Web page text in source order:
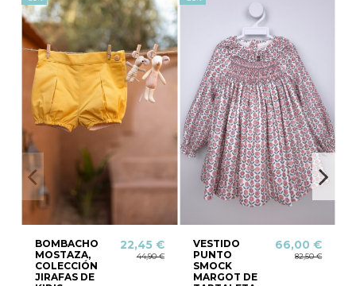
BOMBACHO
MOSTAZA,
COLECCIÓN
JIRAFAS DE
22,45 €
44,90 €
VESTIDO
PUNTO
SMOCK
MARGOT DE
66,00 €
82,50 €